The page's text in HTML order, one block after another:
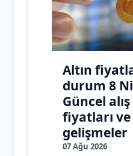
Altın
durum 8
Güncel alış
fiyatları
gelişmeler
07 Ağu 2026